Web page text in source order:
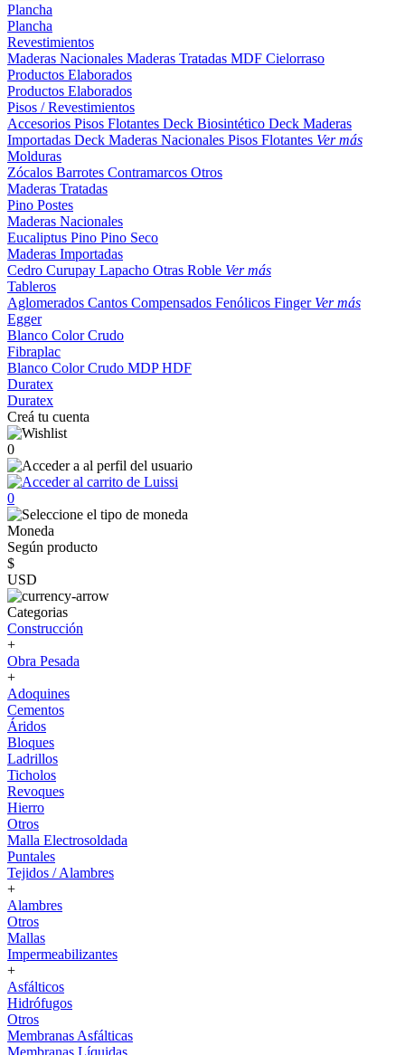
Plancha
Plancha
Revestimientos
Maderas Nacionales Maderas Tratadas MDF Cielorraso
Productos Elaborados
Productos Elaborados
Pisos / Revestimientos
Accesorios Pisos Flotantes Deck Biosintético Deck Maderas
Importadas Deck Maderas Nacionales Pisos Flotantes Ver más
Molduras
Zócalos Barrotes Contramarcos Otros
Maderas Tratadas
Pino Postes
Maderas Nacionales
Eucaliptus Pino Pino Seco
Maderas Importadas
Cedro Curupay Lapacho Otras Roble Ver más
Tableros
Aglomerados Cantos Compensados Fenólicos Finger Ver más
Egger
Blanco ColorCrudo
Fibraplac
Blanco ColorCrudo MDPHDF
Duratex
Duratex
Creá tu cuenta
0
0
Moneda
Según producto
$
USD
Categorias
Construcción
+
Obra Pesada
+
Adoquines
Cementos
Áridos
Bloques
Ladrillos
Ticholos
Revoques
Hierro
Otros
Malla Electrosoldada
Puntales
Tejidos / Alambres
+
Alambres
Otros
Mallas
Impermeabilizantes
+
Asfálticos
Hidrófugos
Otros
Membranas Asfálticas
Membranas Líquidas